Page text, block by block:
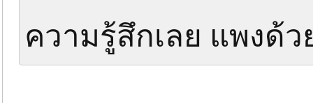
ความรู้สึกเลย แพงด้ว